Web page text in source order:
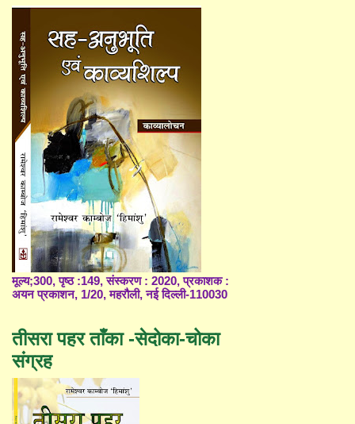
मूल्य;300, पृष्ठ :149, संस्करण : 2020, प्रकाशक :
अयन प्रकाशन, 1/20, महरौली, नई दिल्ली-110030
तीसरा पहर ताँका -सेदोका-चोका
संग्रह